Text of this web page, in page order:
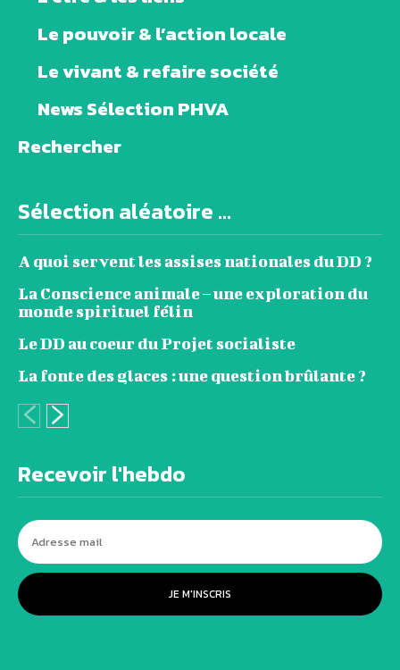
Le pouvoir & l’action locale
Le vivant & refaire société
News Sélection PHVA
Rechercher
Sélection aléatoire ...
A quoi servent les assises nationales du DD ?
La Conscience animale – une exploration du
monde spirituel félin
Le DD au coeur du Projet socialiste
La fonte des glaces : une question brûlante ?
Recevoir l'hebdo
JE M'INSCRIS